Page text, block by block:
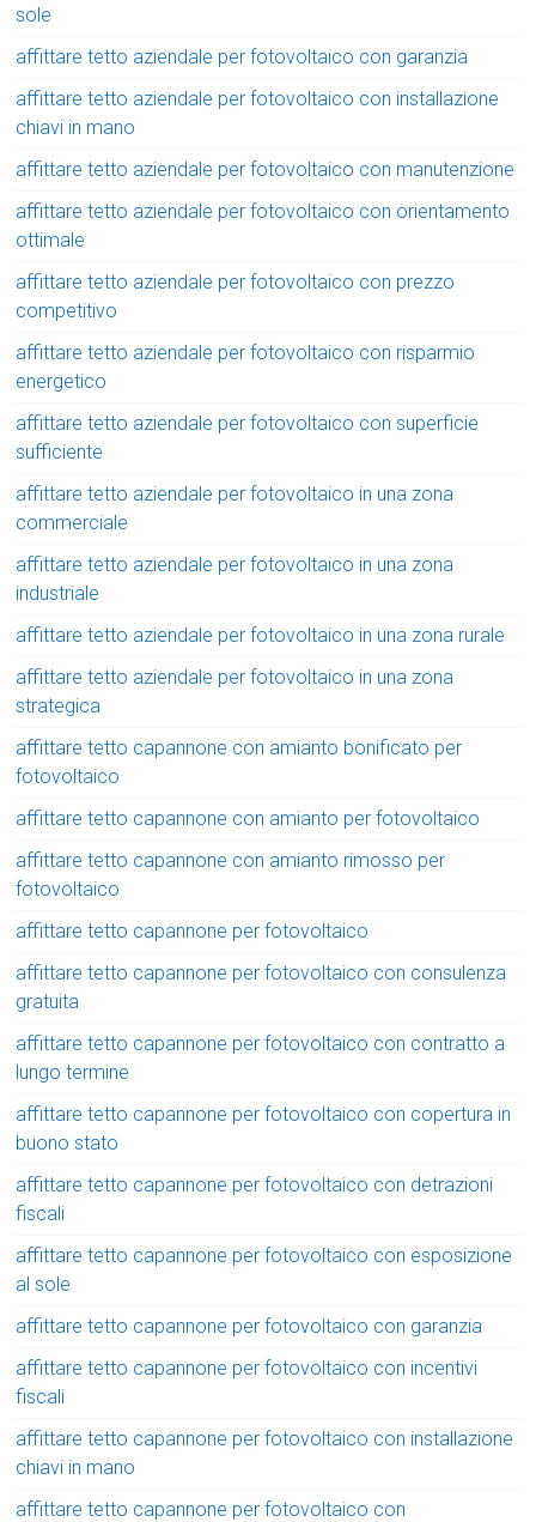
sole
affittare tetto aziendale per fotovoltaico con garanzia
affittare tetto aziendale per fotovoltaico con installazione
chiavi in mano
affittare tetto aziendale per fotovoltaico con manutenzione
affittare tetto aziendale per fotovoltaico con orientamento
ottimale
affittare tetto aziendale per fotovoltaico con prezzo
competitivo
affittare tetto aziendale per fotovoltaico con risparmio
energetico
affittare tetto aziendale per fotovoltaico con superficie
sufficiente
affittare tetto aziendale per fotovoltaico in una zona
commerciale
affittare tetto aziendale per fotovoltaico in una zona
industriale
affittare tetto aziendale per fotovoltaico in una zona rurale
affittare tetto aziendale per fotovoltaico in una zona
strategica
affittare tetto capannone con amianto bonificato per
fotovoltaico
affittare tetto capannone con amianto per fotovoltaico
affittare tetto capannone con amianto rimosso per
fotovoltaico
affittare tetto capannone per fotovoltaico
affittare tetto capannone per fotovoltaico con consulenza
gratuita
affittare tetto capannone per fotovoltaico con contratto a
lungo termine
affittare tetto capannone per fotovoltaico con copertura in
buono stato
affittare tetto capannone per fotovoltaico con detrazioni
fiscali
affittare tetto capannone per fotovoltaico con esposizione
al sole
affittare tetto capannone per fotovoltaico con garanzia
affittare tetto capannone per fotovoltaico con incentivi
fiscali
affittare tetto capannone per fotovoltaico con installazione
chiavi in mano
affittare tetto capannone per fotovoltaico con